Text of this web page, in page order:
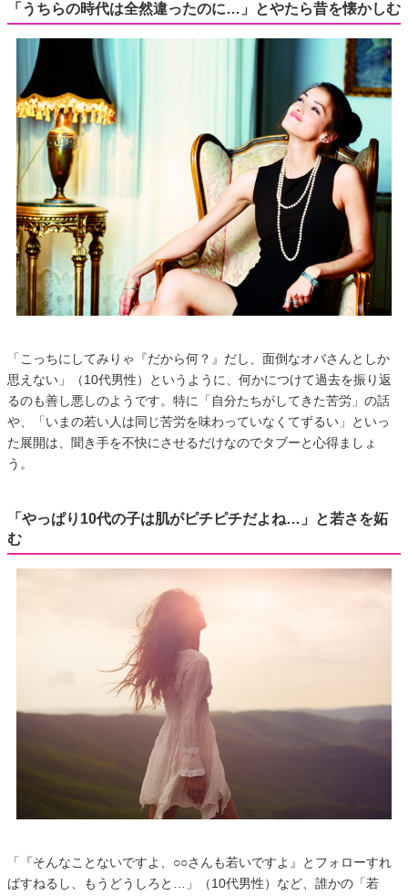
「うちらの時代は全然違ったのに…」とやたら昔を懐かしむ
「こっちにしてみりゃ『だから何？』だし、面倒なオバさんとしか
思えない」（10代男性）というように、何かにつけて過去を振り返
るのも善し悪しのようです。特に「自分たちがしてきた苦労」の話
や、「いまの若い人は同じ苦労を味わっていなくてずるい」といっ
た展開は、聞き手を不快にさせるだけなのでタブーと心得ましょ
う。
「やっぱり10代の子は肌がピチピチだよね…」と若さを妬
む
「『そんなことないですよ、○○さんも若いですよ』とフォローすれ
ばすねるし、もうどうしろと…」（10代男性）など、誰かの「若